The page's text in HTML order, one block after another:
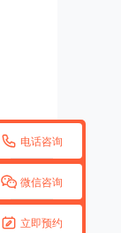
 电话咨询
 微信咨询
 立即预约